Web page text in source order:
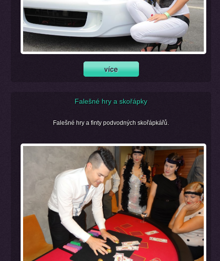
Falešné hry a skořápky
Falešné hry a finty podvodných skořápkářů.